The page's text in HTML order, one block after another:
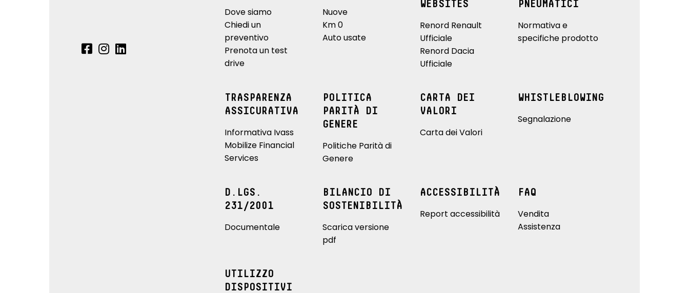
Dove siamo
Chiedi un
preventivo
Prenota un test
drive
Nuove
Km 0
Auto usate
WEBSITES
Renord Renault
Ufficiale
Renord Dacia
Ufficiale
PNEUMATICI
Normativa e
specifiche prodotto
TRASPARENZA
ASSICURATIVA
Informativa Ivass
Mobilize Financial
Services
POLITICA
PARITÀ DI
GENERE
Politiche Parità di
Genere
CARTA DEI
VALORI
Carta dei Valori
WHISTLEBLOWING
Segnalazione
D.LGS.
231/2001
Documentale
BILANCIO DI
SOSTENIBILITÀ
Scarica versione
pdf
ACCESSIBILITÀ
Report accessibilità
FAQ
Vendita
Assistenza
UTILIZZO
DISPOSITIVI